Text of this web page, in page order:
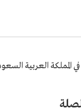
العربية السعودية.